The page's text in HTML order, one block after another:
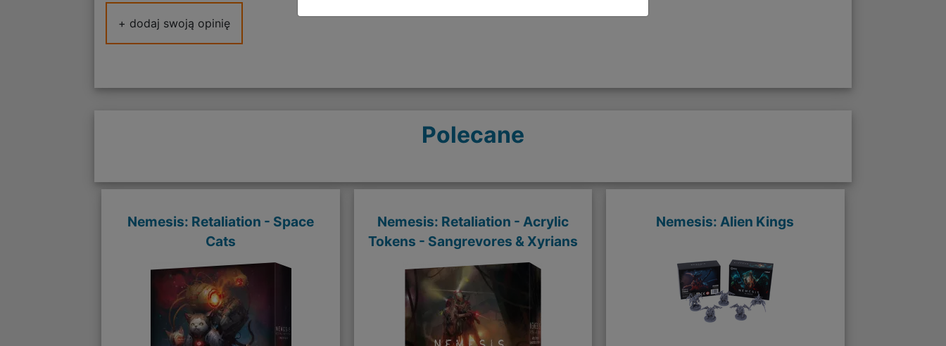
+ dodaj swoją opinię
Polecane
Nemesis: Retaliation - Space
Cats
Nemesis: Retaliation - Acrylic
Tokens - Sangrevores & Xyrians
Nemesis: Alien Kings